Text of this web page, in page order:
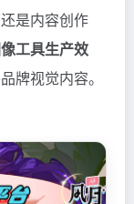
是内容创作
工具生产效
牌视觉内容。